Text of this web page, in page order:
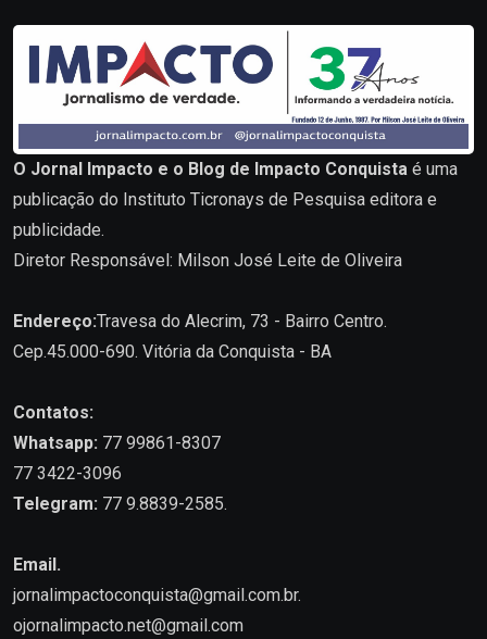
O Jornal Impacto e o Blog de Impacto Conquista é uma
publicação do Instituto Ticronays de Pesquisa editora e
publicidade.
Diretor Responsável: Milson José Leite de Oliveira
Endereço:Travesa do Alecrim, 73 - Bairro Centro.
Cep.45.000-690. Vitória da Conquista - BA
Contatos:
Whatsapp: 77 99861-8307
77 3422-3096
Telegram: 77 9.8839-2585.
Email.
jornalimpactoconquista@gmail.com.br.
ojornalimpacto.net@gmail.com